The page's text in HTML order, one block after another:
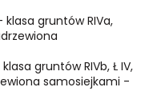
gruntów RIVa,
gruntów RIVb, Ł IV,
samosiejkami -